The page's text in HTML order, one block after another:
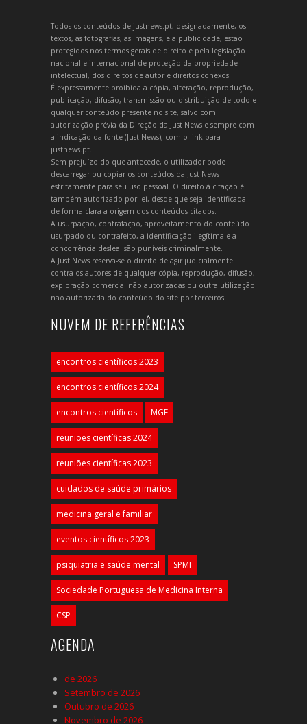
Todos os conteúdos de justnews.pt, designadamente, os
textos, as fotografias, as imagens, e a publicidade, estão
protegidos nos termos gerais de direito e pela legislação
nacional e internacional de proteção da propriedade
intelectual, dos direitos de autor e direitos conexos.
É expressamente proibida a cópia, alteração, reprodução,
publicação, difusão, transmissão ou distribuição de todo e
qualquer conteúdo presente no site, salvo com
autorização prévia da Direção da Just News e sempre com
a indicação da fonte (Just News), com o link para
justnews.pt.
Sem prejuízo do que antecede, o utilizador pode
descarregar ou copiar os conteúdos da Just News
estritamente para seu uso pessoal. O direito à citação é
também autorizado por lei, desde que seja identificada
de forma clara a origem dos conteúdos citados.
A usurpação, contrafação, aproveitamento do conteúdo
usurpado ou contrafeito, a identificação ilegítima e a
concorrência desleal são puníveis criminalmente.
A Just News reserva-se o direito de agir judicialmente
contra os autores de qualquer cópia, reprodução, difusão,
exploração comercial não autorizadas ou outra utilização
não autorizada do conteúdo do site por terceiros.
NUVEM DE REFERÊNCIAS
encontros científicos 2023
encontros científicos 2024
encontros científicos MGF
reuniões científicas 2024
reuniões científicas 2023
cuidados de saúde primários
medicina geral e familiar
eventos científicos 2023
psiquiatria e saúde mental SPMI
Sociedade Portuguesa de Medicina Interna
CSP
AGENDA
de 2026
Setembro de 2026
Outubro de 2026
Novembro de 2026